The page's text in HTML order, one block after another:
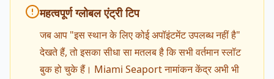
महत्वपूर्ण ग्लोबल एंट्री टिप
जब आप "इस स्थान के लिए कोई अपॉइंटमेंट उपलब्ध नहीं है"
देखते हैं, तो इसका सीधा सा मतलब है कि सभी वर्तमान स्लॉट
बुक हो चुके हैं। Miami Seaport नामांकन केंद्र अभी भी